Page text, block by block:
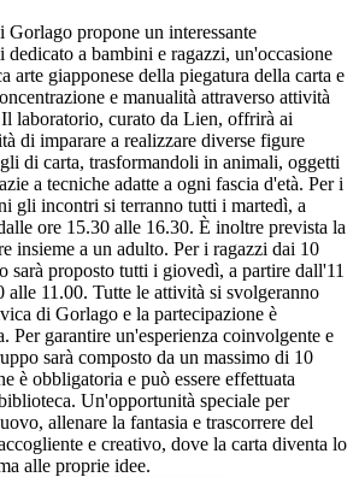
propone un interessante
a bambini e ragazzi, un'occasione
arte giapponese della piegatura della carta e
e manualità attraverso attività
laboratorio, curato da Lien, offrirà ai
di imparare a realizzare diverse figure
di carta, trasformandoli in animali, oggetti
a tecniche adatte a ogni fascia d'età. Per i
gli incontri si terranno tutti i martedì, a
ore 15.30 alle 16.30. È inoltre prevista la
insieme a un adulto. Per i ragazzi dai 10
sarà proposto tutti i giovedì, a partire dall'11
alle 11.00. Tutte le attività si svolgeranno
di Gorlago e la partecipazione è
Per garantire un'esperienza coinvolgente e
sarà composto da un massimo di 10
è obbligatoria e può essere effettuata
Un'opportunità speciale per
allenare la fantasia e trascorrere del
e creativo, dove la carta diventa lo
alle proprie idee.